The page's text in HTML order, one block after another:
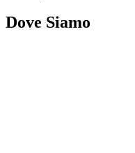
Dove Siamo